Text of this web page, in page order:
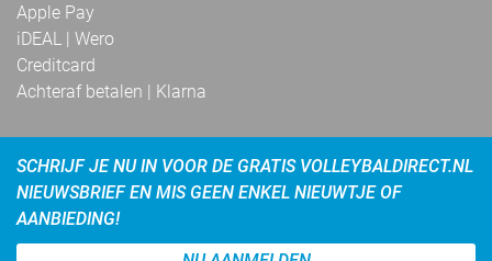
Apple Pay
iDEAL | Wero
Creditcard
Achteraf betalen | Klarna
SCHRIJF JE NU IN VOOR DE GRATIS VOLLEYBALDIRECT.NL
NIEUWSBRIEF EN MIS GEEN ENKEL NIEUWTJE OF
AANBIEDING!